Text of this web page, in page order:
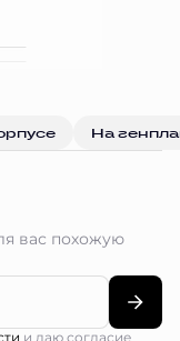
На
вас похожую
и даю согласие